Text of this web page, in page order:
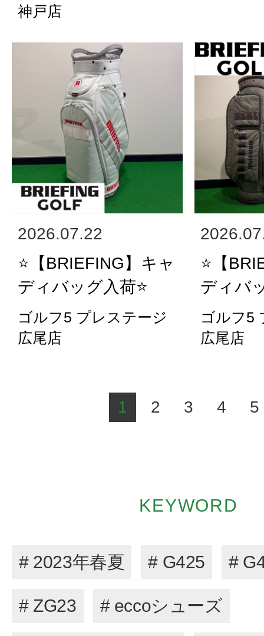
神戸店
2026.07.22
⭐️【BRIEFING】キャ
ディバッグ入荷⭐️
ゴルフ5 プレステージ
広尾店
⭐️【
ディバ
ゴルフ5
広尾店
1 2 3 4 5
KEYWORD
# 2023年春夏 # G425 #
# ZG23 # eccoシューズ